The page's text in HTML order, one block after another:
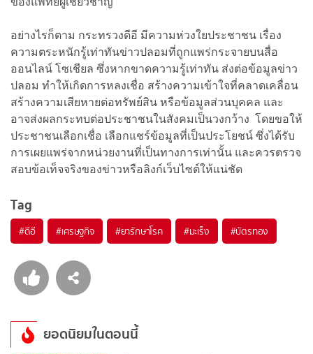
อย่างไรก็ตาม กระทรวงดีอี มีความห่วงใยประชาชน เรื่อง
ความตระหนักรู้เท่าทันข่าวปลอมที่ถูกแพร่กระจายบนสื่อ
ออนไลน์ โซเชียล ซึ่งหากขาดความรู้เท่าทัน ส่งต่อข้อมูลข่าว
ปลอม ทำให้เกิดการหลงเชื่อ สร้างความเข้าใจที่คลาดเคลื่อน
สร้างความเสียหายต่อทรัพย์สิน หรือข้อมูลส่วนบุคคล และ
อาจส่งผลกระทบต่อประชาชนในสังคมเป็นวงกว้าง โดยขอให้
ประชาชนเลือกเชื่อ เลือกแชร์ข้อมูลที่เป็นประโยชน์ ซึ่งได้รับ
การเผยแพร่จากหน่วยงานที่เป็นทางการเท่านั้น และควรตรวจ
สอบข้อเท็จจริงของข่าวหรือลิงก์เว็บไซต์ให้แน่ชัด
Tag
#ดีอี #เศรษฐกิจ #ยารักษาโรค #มะเร็ง #บัตรทอง
ยอดนิยมในตอนนี้